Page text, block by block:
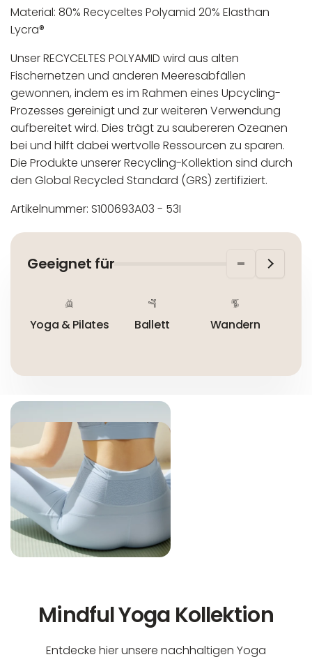
Material: 80% Recyceltes Polyamid 20% Elasthan
Lycra®
Unser RECYCELTES POLYAMID wird aus alten
Fischernetzen und anderen Meeresabfällen
gewonnen, indem es im Rahmen eines Upcycling-
Prozesses gereinigt und zur weiteren Verwendung
aufbereitet wird. Dies trägt zu saubereren Ozeanen
bei und hilft dabei wertvolle Ressourcen zu sparen.
Die Produkte unserer Recycling-Kollektion sind durch
den Global Recycled Standard (GRS) zertifiziert.
Artikelnummer: S100693A03 - 53I
Maschinenwäsche bis 30°C
Nicht bügeln
In der EU niedergelassener verantwortlicher
Geeignet für
Yoga & Pilates Ballett Wandern
Mindful Yoga Kollektion
Entdecke hier unsere nachhaltigen Yoga